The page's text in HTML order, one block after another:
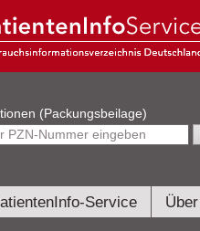
Gebrauchsinformationen (Packungsbeilage)
Service